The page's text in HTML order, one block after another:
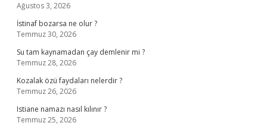
Ağustos 3, 2026
İstinaf bozarsa ne olur ?
Temmuz 30, 2026
Su tam kaynamadan çay demlenir mi ?
Temmuz 28, 2026
Kozalak özü faydaları nelerdir ?
Temmuz 26, 2026
Istiane namazı nasıl kılınır ?
Temmuz 25, 2026